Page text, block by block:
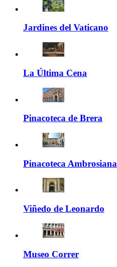
Jardines del Vaticano
La Última Cena
Pinacoteca de Brera
Pinacoteca Ambrosiana
Viñedo de Leonardo
Museo Correr